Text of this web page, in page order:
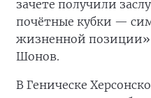
зачете получили
почётные кубки —
жизненной
Шонов.
В Геническе